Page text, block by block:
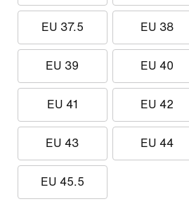
EU 37.5 EU 38
EU 39 EU 40
EU 41 EU 42
EU 43 EU 44
EU 45.5